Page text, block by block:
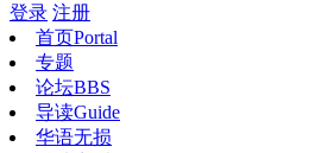
登录 注册
首页Portal
专题
论坛BBS
导读Guide
华语无损